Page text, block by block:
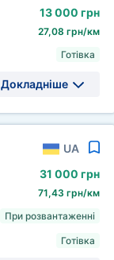
13 000 грн
27,08 грн/км
Готівка
Докладніше
UA
31 000 грн
71,43 грн/км
При розвантаженні
Готівка